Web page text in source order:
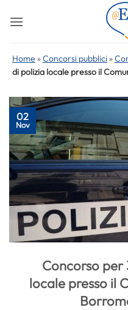
Home »Concorsi pubblici »
di polizia locale presso il
02
Nov
Concorso
locale presso il